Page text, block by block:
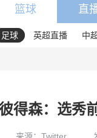
篮球 直
足球 英超直播 中
得森：选秀